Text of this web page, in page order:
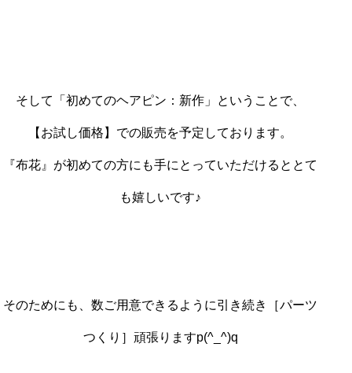
そして「初めてのヘアピン：新作」ということで、
【お試し価格】での販売を予定しております。
『布花』が初めての方にも手にとっていただけるととて
も嬉しいです♪
そのためにも、数ご用意できるように引き続き［パーツ
つくり］頑張りますp(^_^)q